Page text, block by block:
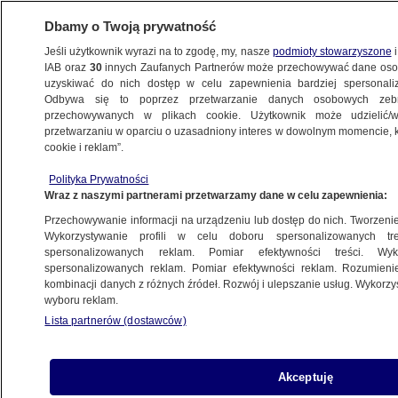
Pandemia COVID-19 w Chinach
Źródło:Reuters Archive
Dbamy o Twoją prywatność
Jeśli użytkownik wyrazi na to zgodę, my, nasze podmioty stowarzyszone
IAB oraz 30innych Zaufanych Partnerów może przechowywać dane
uzyskiwać do nich dostęp w celu zapewnienia bardziej
Odbywa się to poprzez przetwarzanie danych osobowych
przechowywanych w plikach cookie. Użytkownik może
przetwarzaniu w oparciu o uzasadniony interes w dowolnym momencie,
cookie i reklam”.
Polityka Prywatności
Wraz z naszymi partnerami przetwarzamy dane w celu zapewnienia:
Przechowywanie informacji na urządzeniu lub dostęp do nich.
Wykorzystywanie profili w celu doboru spersonalizowanych
spersonalizowanych reklam. Pomiar efektywności treści.
spersonalizowanych reklam. Pomiar efektywności reklam.
kombinacji danych z różnych źródeł. Rozwój i ulepszanie usług.
wyboru reklam.
Lista partnerów (dostawców)
Akceptuję